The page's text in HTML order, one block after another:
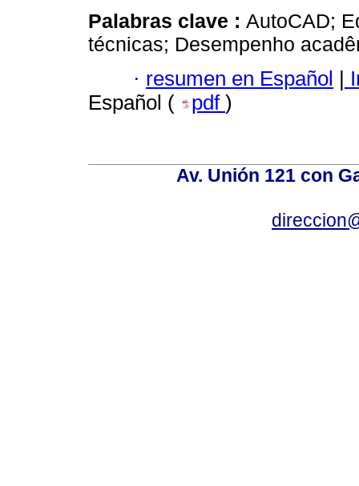
Palabras clave : AutoCAD;
técnicas; Desempenho
· resumen en Español |
Español (
pdf )
Av. Unión 121 con